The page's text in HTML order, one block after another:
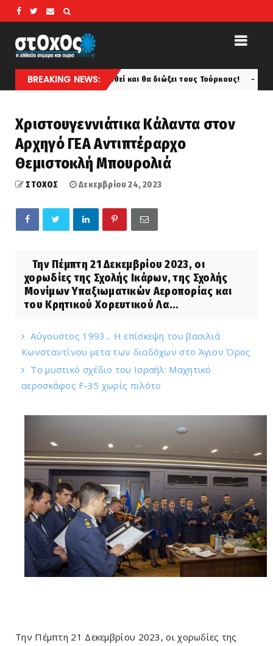
BREAKING NEWS:
που θα γυμνωθεί και θα διώξει τους Τούρκους! koinonia
Χριστουγεννιάτικα Κάλαντα στον
Αρχηγό ΓΕΑ Αντιπτέραρχο
Θεμιστοκλή Μπουρολιά
ΣΤΟΧΟΣ Δεκεμβρίου 24, 2023
Την Πέμπτη 21 Δεκεμβρίου 2023, οι
χορωδίες της Σχολής Ικάρων, της Σχολής
Μονίμων Υπαξιωματικών Αεροπορίας και
του Κρητικού Χορευτικού Λα...
Αύγουστος 1993... Η επίσκεψη του βασιλιά
Κωνσταντίνου μετα των διαδόχων στο Άγιον Όρος
Το μυστικό σχέδιο του Ισραήλ: Μαχητικό
αεροσκάφος F-35 χωρίς πιλότο
Την Πέμπτη 21 Δεκεμβρίου 2023, οι χορωδίες της